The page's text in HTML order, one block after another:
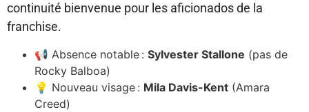
continuité bienvenue pour les aficionados de la
franchise.
📢 Absence notable : Sylvester Stallone (pas de
Rocky Balboa)
💡 Nouveau visage : Mila Davis-Kent (Amara
Creed)